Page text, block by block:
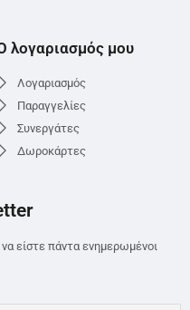
λογαριασμός μου
Λογαριασμός
Παραγγελίες
Συνεργάτες
Δωροκάρτες
είστε πάντα ενημερωμένοι